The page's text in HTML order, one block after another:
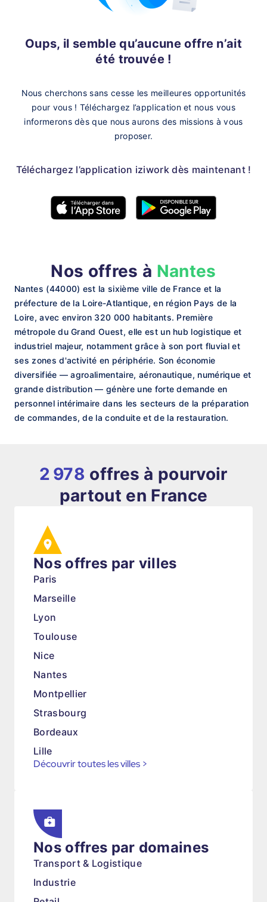
Oups, il semble qu’aucune offre n’ait
été trouvée !
Nous cherchons sans cesse les meilleures opportunités
pour vous ! Téléchargez l’application et nous vous
informerons dès que nous aurons des missions à vous
proposer.
Téléchargez l’application iziwork dès maintenant !
Nos offres à Nantes
Nantes (44000) est la sixième ville de France et la
préfecture de la Loire-Atlantique, en région Pays de la
Loire, avec environ 320 000 habitants. Première
métropole du Grand Ouest, elle est un hub logistique et
industriel majeur, notamment grâce à son port fluvial et
ses zones d'activité en périphérie. Son économie
diversifiée — agroalimentaire, aéronautique, numérique et
grande distribution — génère une forte demande en
personnel intérimaire dans les secteurs de la préparation
de commandes, de la conduite et de la restauration.
2 978 offres à pourvoir
partout en France
Nos offres par villes
Paris
Marseille
Lyon
Toulouse
Nice
Nantes
Montpellier
Strasbourg
Bordeaux
Lille
Découvrir toutes les villes >
Nos offres par domaines
Transport & Logistique
Industrie